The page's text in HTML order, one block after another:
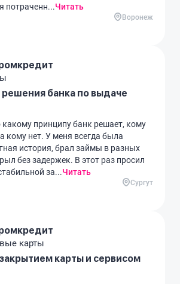
потраченн...Читать
Воронеж
банка по выдаче
принципу банк решает, кому
кому нет. У меня всегда была
история, брал займы в разных
без задержек. В этот раз просил
за...Читать
Сургут
карты
карты и сервисом